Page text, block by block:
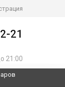
21
21:00